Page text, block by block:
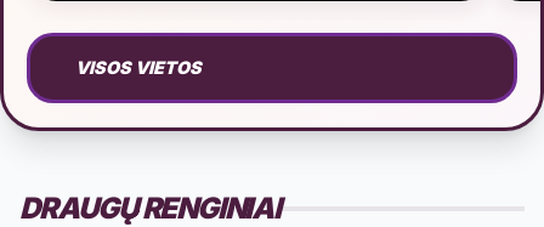
VISOS VIETOS
DRAUGŲ RENGINIAI